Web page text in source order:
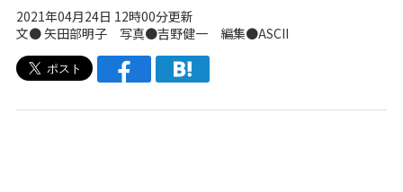
2021年04月24日 12時00分更新
文● 矢田部明子 写真●吉野健一 編集●ASCII